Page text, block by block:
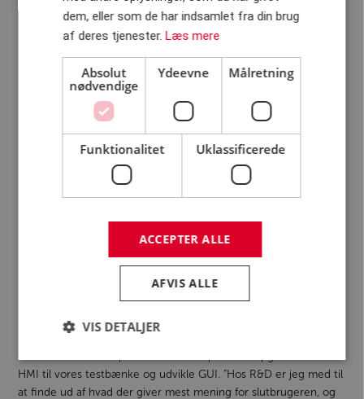
tværs af afdelinger og
kompentencer
Alice Raunsbæk
Hvordan er det at arbejde
hos R&D?
Da Alice startede hos R&D, var der to væsentlige grunde for
hende til at skifte arbejdsplads. Et, hun ønskede at arbejde mere
HMI til vores testbænke og udvikle GUI. ”Hos R&D er jeg med til
at finde ud af hvad der giver mest mening for slutbrugeren, og
dem, eller som de har indsamlet fra din brug
af deres tjenester. Læs mere
Absolut
nødvendige
Ydeevne Målretning
Funktionalitet Uklassificerede
ACCEPTER ALLE
AFVIS ALLE
VIS DETALJER